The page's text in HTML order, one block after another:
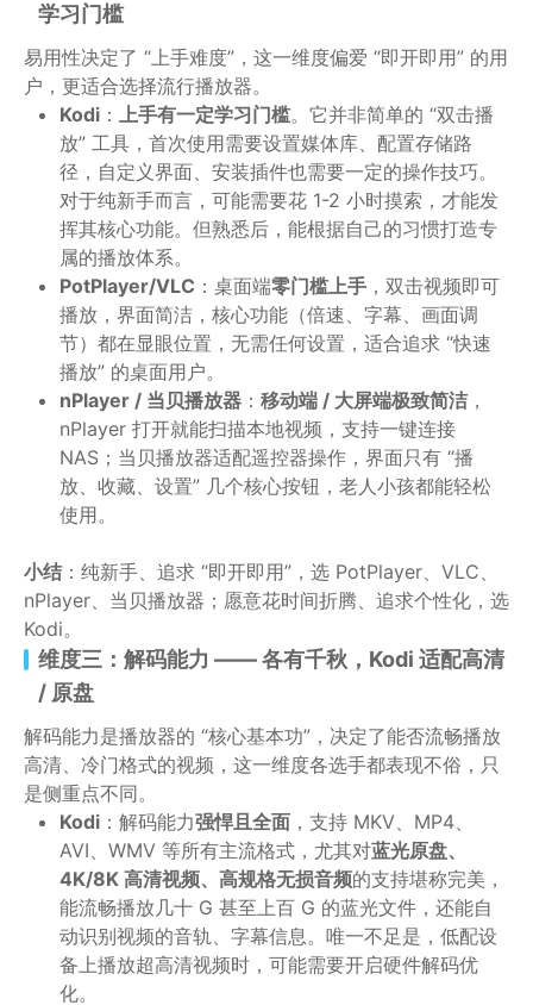
学习门槛
易用性决定了 “上手难度”，这一维度偏爱 “即开即用” 的用
户，更适合选择流行播放器。
Kodi ： 上手有一定学习门槛。它并非简单的 “双击播
放” 工具，首次使用需要设置媒体库、配置存储路
径，自定义界面、安装插件也需要一定的操作技巧。
对于纯新手而言，可能需要花 1-2 小时摸索，才能发
挥其核心功能。但熟悉后，能根据自己的习惯打造专
属的播放体系。
PotPlayer/VLC ：桌面端零门槛上手 ，双击视频即可
播放，界面简洁，核心功能（倍速、字幕、画面调
节）都在显眼位置，无需任何设置，适合追求 “快速
播放” 的桌面用户。
nPlayer / 当贝播放器 ： 移动端 / 大屏端极致简洁 ，
nPlayer 打开就能扫描本地视频，支持一键连接
NAS；当贝播放器适配遥控器操作，界面只有 “播
放、收藏、设置” 几个核心按钮，老人小孩都能轻松
使用。
小结：纯新手、追求 “即开即用”，选 PotPlayer、VLC、
nPlayer、当贝播放器；愿意花时间折腾、追求个性化，选
Kodi。
维度三：解码能力 —— 各有千秋，Kodi 适配高清
/ 原盘
解码能力是播放器的 “核心基本功”，决定了能否流畅播放
高清、冷门格式的视频，这一维度各选手都表现不俗，只
是侧重点不同。
Kodi ：解码能力强悍且全面 ，支持 MKV、MP4、
AVI、WMV 等所有主流格式，尤其对蓝光原盘、
4K/8K 高清视频、高规格无损音频的支持堪称完美，
能流畅播放几十 G 甚至上百 G 的蓝光文件，还能自
动识别视频的音轨、字幕信息。唯一不足是，低配设
备上播放超高清视频时，可能需要开启硬件解码优
化。